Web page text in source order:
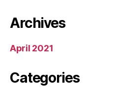
Archives
April 2021
Categories